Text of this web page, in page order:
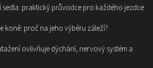
praktický průvodce pro každého jezdce
koně: proč na jeho výběru záleží?
ovlivňuje dýchání, nervový systém a